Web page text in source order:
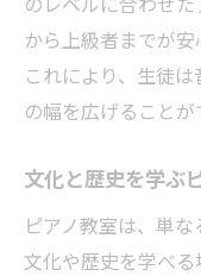
から上級者までが安
これにより、生徒
の幅を広げることが
文化と歴史を学ぶ
ピアノ教室は、単
文化や歴史を学べる